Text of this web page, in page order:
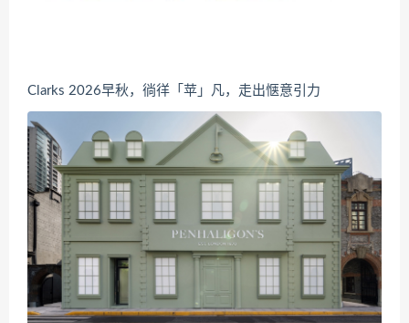
Clarks 2026早秋，徜徉「苹」凡，走出惬意引力